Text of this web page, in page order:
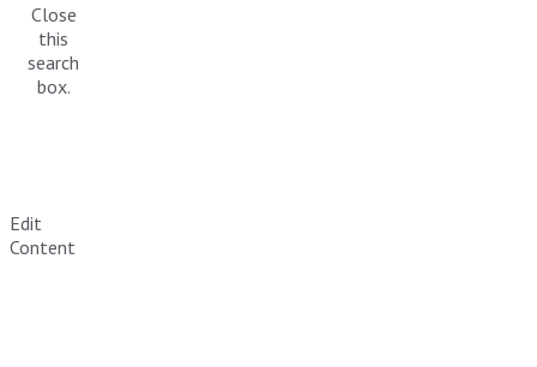
Close
this
search
box.
Edit
Content